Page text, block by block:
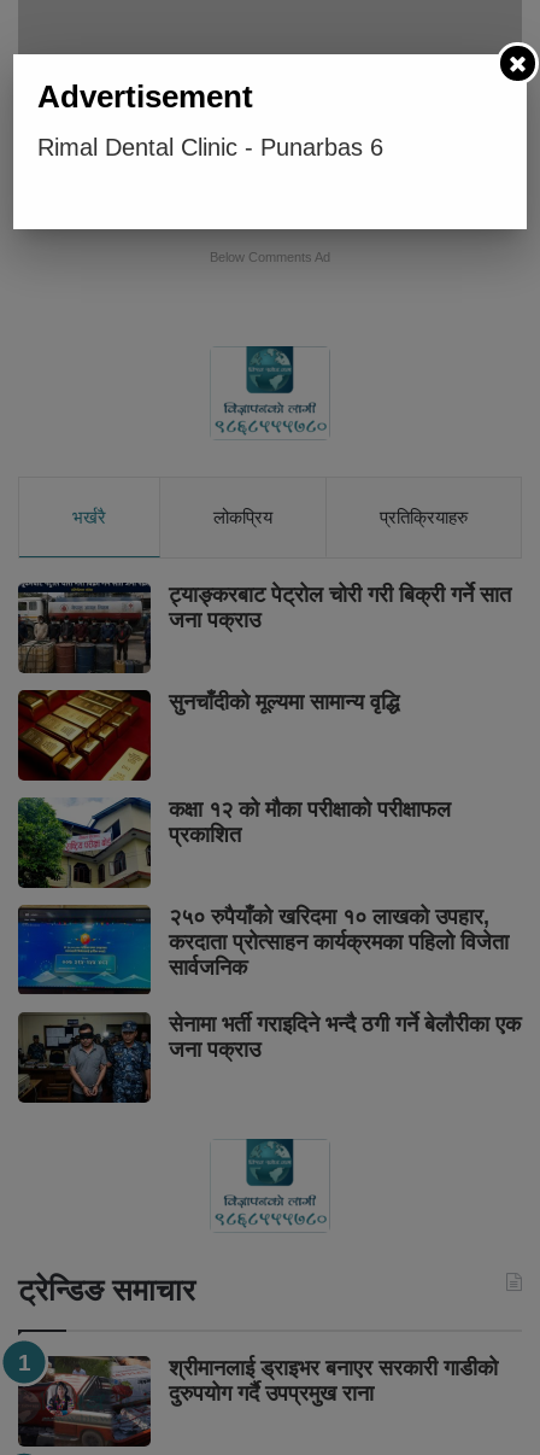
Below Comments Ad
भर्खरै लोकप्रिय प्रतिक्रियाहरु
ट्याङ्करबाट पेट्रोल चोरी गरी बिक्री गर्ने सात
जना पक्राउ
सुनचाँदीको मूल्यमा सामान्य वृद्धि
कक्षा १२ को मौका परीक्षाको परीक्षाफल
प्रकाशित
२५० रुपैयाँको खरिदमा १० लाखको उपहार,
करदाता प्रोत्साहन कार्यक्रमका पहिलो विजेता
सार्वजनिक
सेनामा भर्ती गराइदिने भन्दै ठगी गर्ने बेलौरीका एक
जना पक्राउ
ट्रेन्डिङ समाचार
श्रीमानलाई ड्राइभर बनाएर सरकारी गाडीको
दुरुपयोग गर्दै उपप्रमुख राना
Advertisement
Rimal Dental Clinic - Punarbas 6